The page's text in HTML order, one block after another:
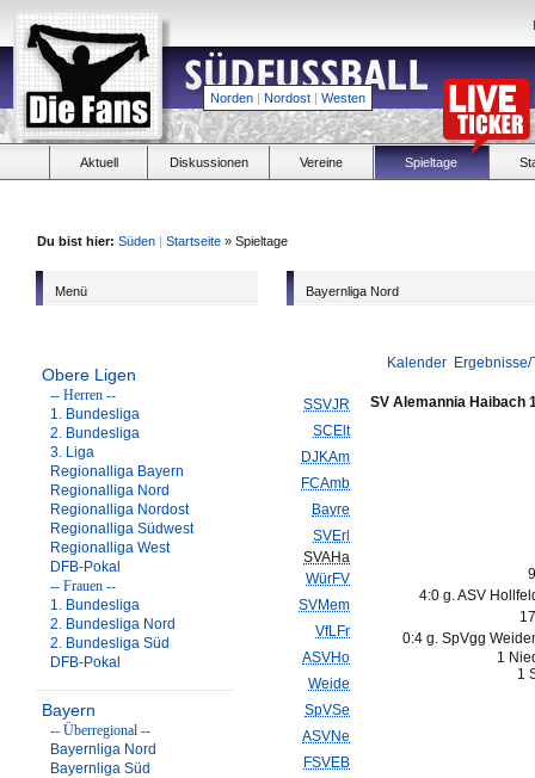
Norden | Nordost | Westen
Aktuell Diskussionen Vereine Spieltage
Du bist hier: Süden | Startseite » Spieltage
Menü
Obere Ligen
-- Herren --
1. Bundesliga
2. Bundesliga
3. Liga
Regionalliga Bayern
Regionalliga Nord
Regionalliga Nordost
Regionalliga Südwest
Regionalliga West
DFB-Pokal
-- Frauen --
1. Bundesliga
2. Bundesliga Nord
2. Bundesliga Süd
DFB-Pokal
Bayern
-- Überregional --
Bayernliga Nord
Bayernliga Süd
Bayernliga Nord
Kalender
SSVJR
SCElt
DJKAm
FCAmb
Bayre
SVErl
SVAHa
WürFV
SVMem
VfLFr
ASVHo
Weide
SpVSe
ASVNe
FSVEB
SV Alemannia Haibach
4:0 g. ASV
0:4 g. SpVgg
1
1